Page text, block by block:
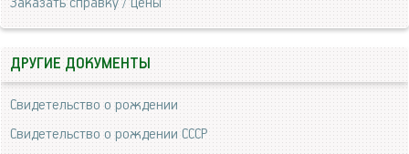
ДРУГИЕ ДОКУМЕНТЫ
Свидетельство о рождении
Свидетельство о рождении СССР